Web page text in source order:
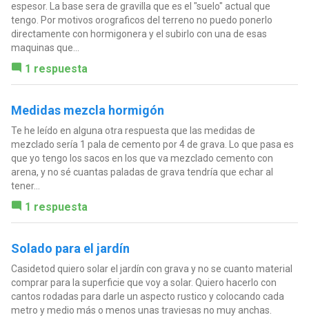
espesor. La base sera de gravilla que es el "suelo" actual que
tengo. Por motivos orograficos del terreno no puedo ponerlo
directamente con hormigonera y el subirlo con una de esas
maquinas que...
1 respuesta
Medidas mezcla hormigón
Te he leído en alguna otra respuesta que las medidas de
mezclado sería 1 pala de cemento por 4 de grava. Lo que pasa es
que yo tengo los sacos en los que va mezclado cemento con
arena, y no sé cuantas paladas de grava tendría que echar al
tener...
1 respuesta
Solado para el jardín
Casidetod quiero solar el jardín con grava y no se cuanto material
comprar para la superficie que voy a solar. Quiero hacerlo con
cantos rodadas para darle un aspecto rustico y colocando cada
metro y medio más o menos unas traviesas no muy anchas.